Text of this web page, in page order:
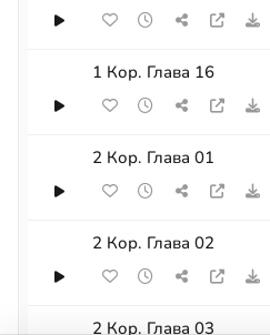
1 Кор. Глава 16
2 Кор. Глава 01
2 Кор. Глава 02
2 Кор. Глава 03